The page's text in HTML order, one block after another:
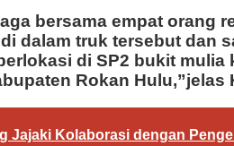
bersama empat orang
dalam truk tersebut dan
di SP2 bukit mulia
Rokan Hulu,”jelas
Jajaki Kolaborasi dengan